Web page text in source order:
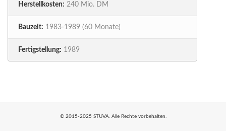
Herstellkosten: 240 Mio. DM
Bauzeit: 1983-1989 (60 Monate)
Fertigstellung: 1989
© 2015-2025 STUVA. Alle Rechte vorbehalten.